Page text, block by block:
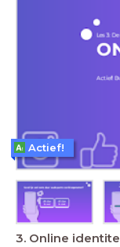
3. Online
Actief!